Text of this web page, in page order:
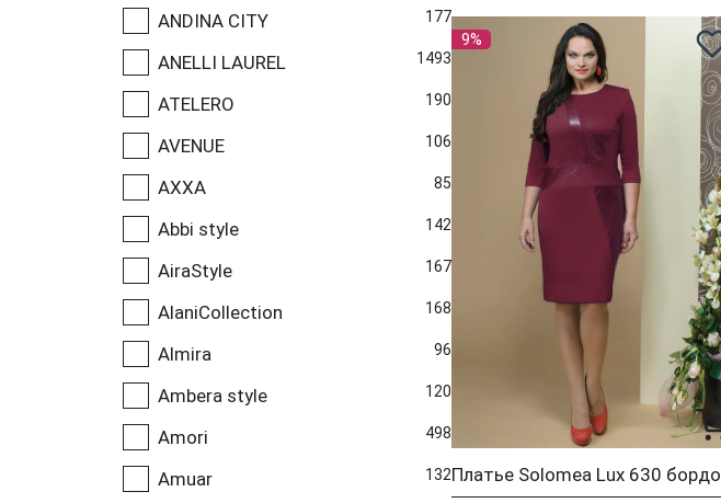
ANDINA CITY 177
ANELLI LAUREL 1493
ATELERO 190
AVENUE 106
AXXA 85
Abbi style 142
AiraStyle 167
AlaniCollection 168
Almira 96
Ambera style 120
Amori 498
Amuar 132
9%
Платье Solomea Lux 630 бордо